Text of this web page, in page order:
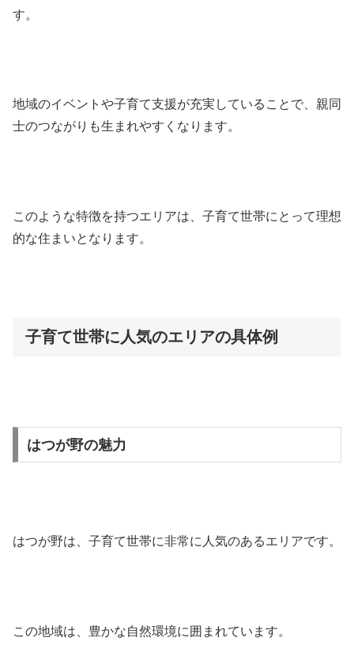
す。
地域のイベントや子育て支援が充実していることで、親同
士のつながりも生まれやすくなります。
このような特徴を持つエリアは、子育て世帯にとって理想
的な住まいとなります。
子育て世帯に人気のエリアの具体例
はつが野の魅力
はつが野は、子育て世帯に非常に人気のあるエリアです。
この地域は、豊かな自然環境に囲まれています。